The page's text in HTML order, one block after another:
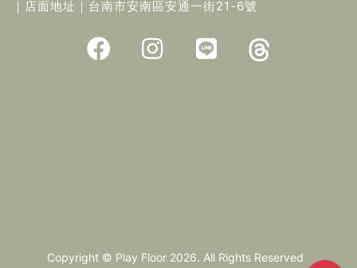
｜店面地址｜ 台南市安南區安通一街21-6號
Copyright © Play Floor 2026. All Rights Reserved